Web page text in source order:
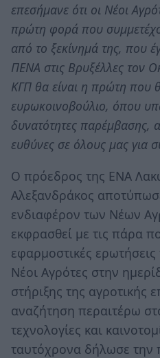
επεσήμανε ότι οι Νέοι
πρώτη φορά που
από το ξεκίνημά της, που
ΠΕΝΑ στις Βρυξέλλες τον
ΚΓΠ θα είναι η πρώτη που
ευρωκοινοβούλιο, όπου
δυνατότητες παρέμβασης,
ευθύνες σε όλους μας για
Ο πρόεδρος της ΕΝΑ
Αλεξανδράκος
ενδιαφέρον των Νέων
εκφρασθεί με τις πάρα
εφαρμοστικές
Νέοι Αγρότες στην
στήριξης της αγροτικής
αναζήτηση περαιτέρω
τεχνολογίες και
ταυτόχρονα δήλωσε